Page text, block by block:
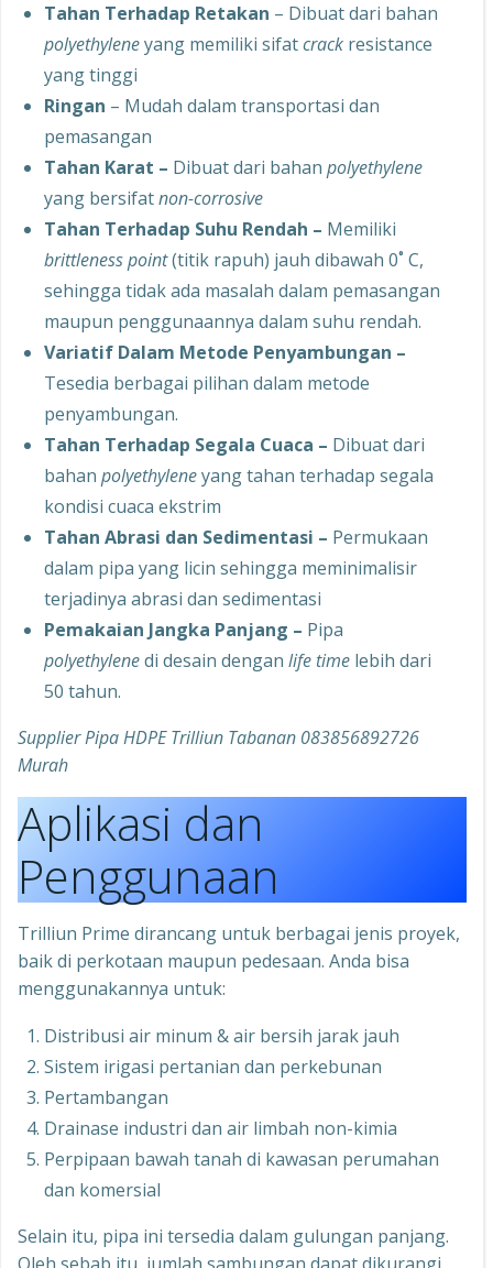
Tahan Terhadap Retakan – Dibuat dari bahan
polyethyleneyang memiliki sifatcrack resistance
yang tinggi
Ringan – Mudah dalam transportasi dan
pemasangan
Tahan Karat – Dibuat dari bahan polyethylene
yang bersifatnon-corrosive
Tahan Terhadap Suhu Rendah – Memiliki
brittleness point(titik rapuh) jauh dibawah 0˚ C,
sehingga tidak ada masalah dalam pemasangan
maupun penggunaannya dalam suhu rendah.
Variatif Dalam Metode Penyambungan –
Tesedia berbagai pilihan dalam metode
penyambungan.
Tahan Terhadap Segala Cuaca – Dibuat dari
bahan polyethyleneyang tahan terhadap segala
kondisi cuaca ekstrim
Tahan Abrasi dan Sedimentasi – Permukaan
dalam pipa yang licin sehingga meminimalisir
terjadinya abrasi dan sedimentasi
Pemakaian Jangka Panjang – Pipa
polyethylenedi desain dengan life time lebih dari
50 tahun.
Supplier Pipa HDPE Trilliun Tabanan 083856892726
Murah
Aplikasi dan
Penggunaan
Trilliun Prime dirancang untuk berbagai jenis proyek,
baik di perkotaan maupun pedesaan. Anda bisa
menggunakannya untuk:
Distribusi air minum & air bersih jarak jauh
Sistem irigasi pertanian dan perkebunan
Pertambangan
Drainase industri dan air limbah non-kimia
Perpipaan bawah tanah di kawasan perumahan
dan komersial
Selain itu, pipa ini tersedia dalam gulungan panjang.